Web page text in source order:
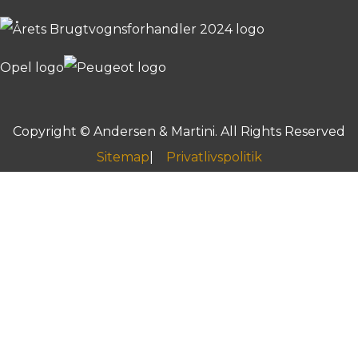
Copyright © Andersen & Martini. All Rights Reserved
Sitemap
Privatlivspolitik